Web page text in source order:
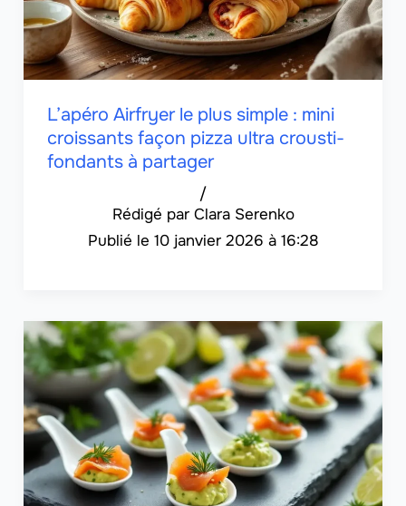
L’apéro Airfryer le plus simple : mini
croissants façon pizza ultra crousti-
fondants à partager
Clara Serenko
/
10 janvier 2026 à 16:28